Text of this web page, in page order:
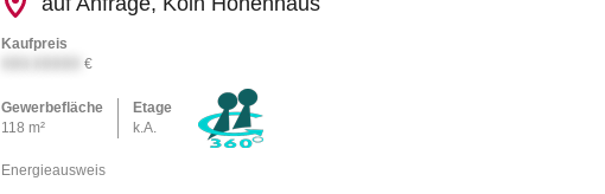
Kaufpreis
€
Gewerbefläche
118 m²
Etage
k.A.
Energieausweis